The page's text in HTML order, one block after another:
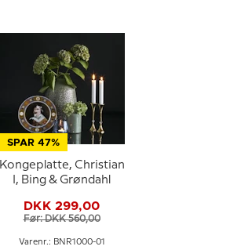
SPAR 47%
Kongeplatte, Christian
I, Bing & Grøndahl
DKK 299,00
Før: DKK 560,00
Varenr.: BNR1000-01